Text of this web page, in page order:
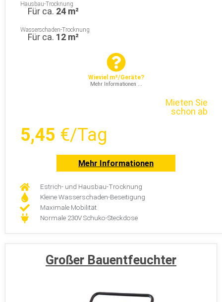
Hausbau-Trocknung
Für ca. 24 m²
Wasserschaden-Trocknung
Für ca. 12 m²
Wieviel m²/Geräte?
Mehr Informationen ...
Mieten Sie
schon ab
5,45 €/Tag
Mehr Informationen
Estrich- und Hausbau-Trocknung
Kleine Wasserschaden-Beseitigung
Maximale Mobilität
Normale 230V Schuko-Steckdose
Großer Bauentfeuchter